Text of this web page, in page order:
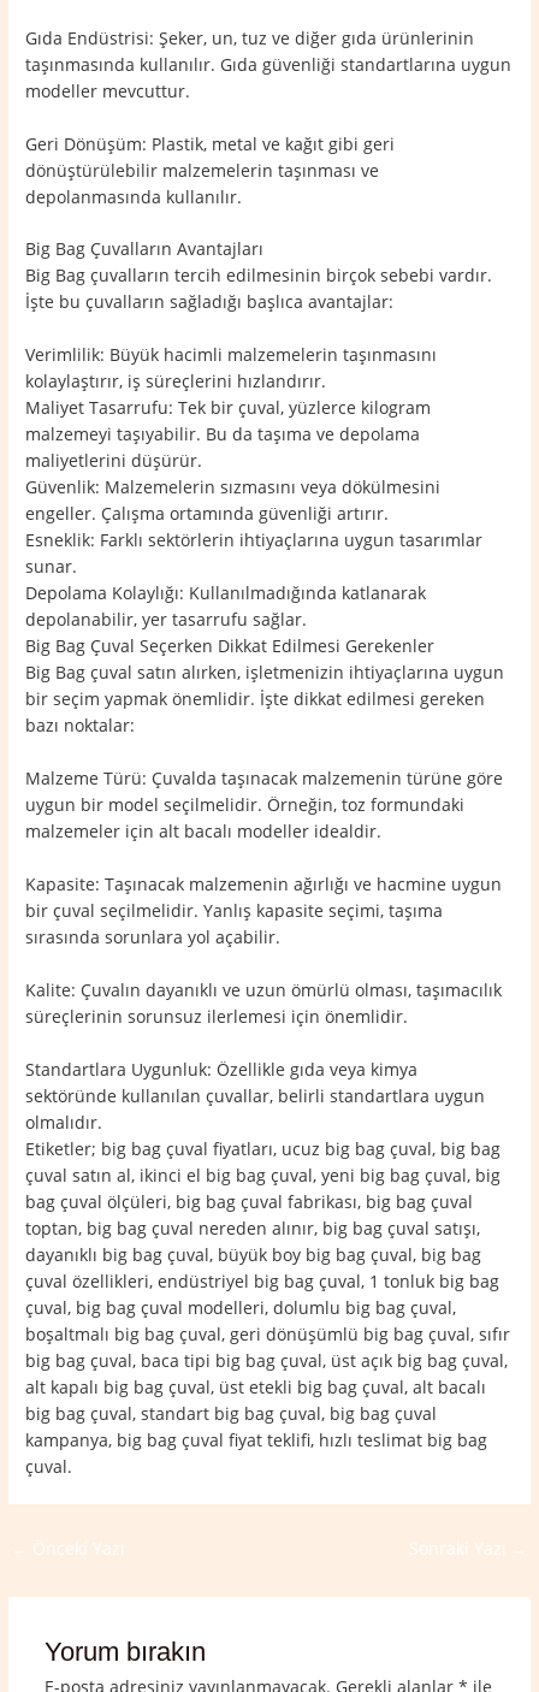
Gıda Endüstrisi: Şeker, un, tuz ve diğer gıda ürünlerinin
taşınmasında kullanılır. Gıda güvenliği standartlarına uygun
modeller mevcuttur.
Geri Dönüşüm: Plastik, metal ve kağıt gibi geri
dönüştürülebilir malzemelerin taşınması ve
depolanmasında kullanılır.
Big Bag Çuvalların Avantajları
Big Bag çuvalların tercih edilmesinin birçok sebebi vardır.
İşte bu çuvalların sağladığı başlıca avantajlar:
Verimlilik: Büyük hacimli malzemelerin taşınmasını
kolaylaştırır, iş süreçlerini hızlandırır.
Maliyet Tasarrufu: Tek bir çuval, yüzlerce kilogram
malzemeyi taşıyabilir. Bu da taşıma ve depolama
maliyetlerini düşürür.
Güvenlik: Malzemelerin sızmasını veya dökülmesini
engeller. Çalışma ortamında güvenliği artırır.
Esneklik: Farklı sektörlerin ihtiyaçlarına uygun tasarımlar
sunar.
Depolama Kolaylığı: Kullanılmadığında katlanarak
depolanabilir, yer tasarrufu sağlar.
Big Bag Çuval Seçerken Dikkat Edilmesi Gerekenler
Big Bag çuval satın alırken, işletmenizin ihtiyaçlarına uygun
bir seçim yapmak önemlidir. İşte dikkat edilmesi gereken
bazı noktalar:
Malzeme Türü: Çuvalda taşınacak malzemenin türüne göre
uygun bir model seçilmelidir. Örneğin, toz formundaki
malzemeler için alt bacalı modeller idealdir.
Kapasite: Taşınacak malzemenin ağırlığı ve hacmine uygun
bir çuval seçilmelidir. Yanlış kapasite seçimi, taşıma
sırasında sorunlara yol açabilir.
Kalite: Çuvalın dayanıklı ve uzun ömürlü olması, taşımacılık
süreçlerinin sorunsuz ilerlemesi için önemlidir.
Standartlara Uygunluk: Özellikle gıda veya kimya
sektöründe kullanılan çuvallar, belirli standartlara uygun
olmalıdır.
Etiketler; big bag çuval fiyatları, ucuz big bag çuval, big bag
çuval satın al, ikinci el big bag çuval, yeni big bag çuval, big
bag çuval ölçüleri, big bag çuval fabrikası, big bag çuval
toptan, big bag çuval nereden alınır, big bag çuval satışı,
dayanıklı big bag çuval, büyük boy big bag çuval, big bag
çuval özellikleri, endüstriyel big bag çuval, 1 tonluk big bag
çuval, big bag çuval modelleri, dolumlu big bag çuval,
boşaltmalı big bag çuval, geri dönüşümlü big bag çuval, sıfır
big bag çuval, baca tipi big bag çuval, üst açık big bag çuval,
alt kapalı big bag çuval, üst etekli big bag çuval, alt bacalı
big bag çuval, standart big bag çuval, big bag çuval
kampanya, big bag çuval fiyat teklifi, hızlı teslimat big bag
çuval.
← Önceki Yazı Sonraki Yazı →
Yorum bırakın
E-posta adresiniz yayınlanmayacak. Gerekli alanlar * ile